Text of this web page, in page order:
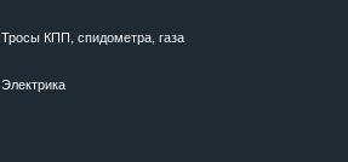
Тросы КПП, спидометра, газа
Электрика